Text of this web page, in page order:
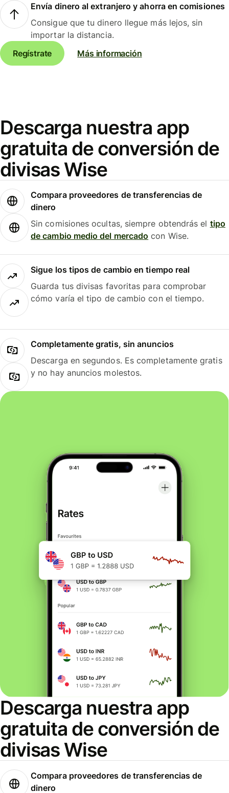
Envía dinero al extranjero y ahorra en comisiones
Consigue que tu dinero llegue más lejos, sin
importar la distancia.
Regístrate
Más información
Descarga nuestra app
gratuita de conversión de
divisas Wise
Compara proveedores de transferencias de
dinero
Sin comisiones ocultas, siempre obtendrás el tipo
de cambio medio del mercado con Wise.
Sigue los tipos de cambio en tiempo real
Guarda tus divisas favoritas para comprobar
cómo varía el tipo de cambio con el tiempo.
Completamente gratis, sin anuncios
Descarga en segundos. Es completamente gratis
y no hay anuncios molestos.
Descarga nuestra app
gratuita de conversión de
divisas Wise
Compara proveedores de transferencias de
dinero